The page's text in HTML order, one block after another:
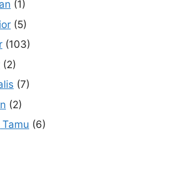
(1)
(5)
(103)
(2)
(7)
(2)
(6)